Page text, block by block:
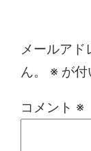
メールアド
ん。
※ が
コメント ※